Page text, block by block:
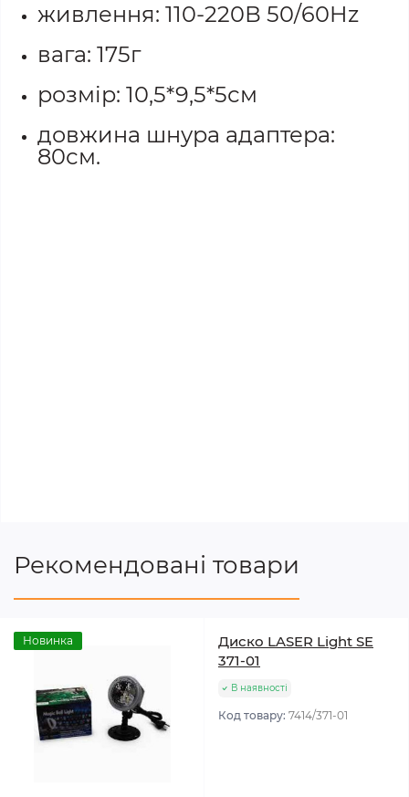
живлення: 110-220В 50/60Hz
вага: 175г
розмір: 10,5*9,5*5см
довжина шнура адаптера:
80см.
Рекомендовані товари
Новинка
Диско LASER Light SE
371-01
В наявності
Код товару: 7414/371-01